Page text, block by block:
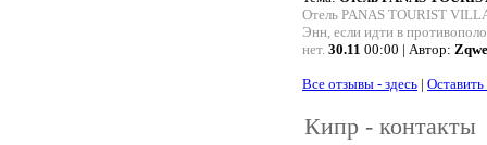
Отель PANAS TOURIST
Энн, если идти в
нет. 30.11 00:00 | Автор:
Все отзывы - здесь |
Кипр - контакты